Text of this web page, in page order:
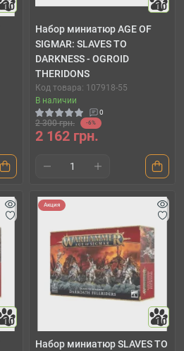
10
10
Набор миниатюр AGE OF
SIGMAR: SLAVES TO
DARKNESS - OGROID
THERIDONS
Код товара: 107918-55
В наличии
0
2 300 грн. -6%
2 162 грн.
10
Акция
10
Набор миниатюр SLAVES TO